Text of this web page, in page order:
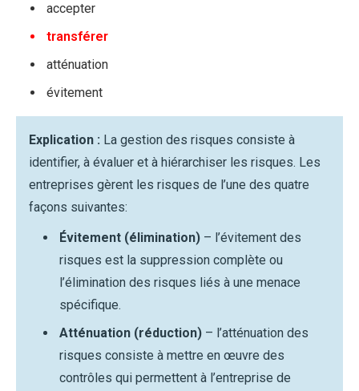
accepter
transférer
atténuation
évitement
Explication : La gestion des risques consiste à
identifier, à évaluer et à hiérarchiser les risques. Les
entreprises gèrent les risques de l’une des quatre
façons suivantes:
Évitement (élimination) – l’évitement des
risques est la suppression complète ou
l’élimination des risques liés à une menace
spécifique.
Atténuation (réduction) – l’atténuation des
risques consiste à mettre en œuvre des
contrôles qui permettent à l’entreprise de